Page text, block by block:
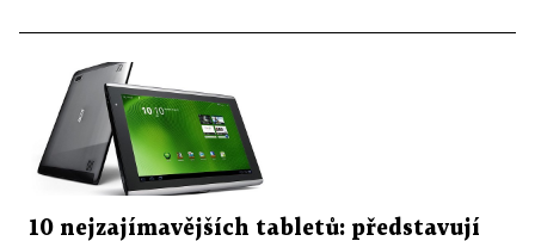
10 nejzajímavějších tabletů: představují